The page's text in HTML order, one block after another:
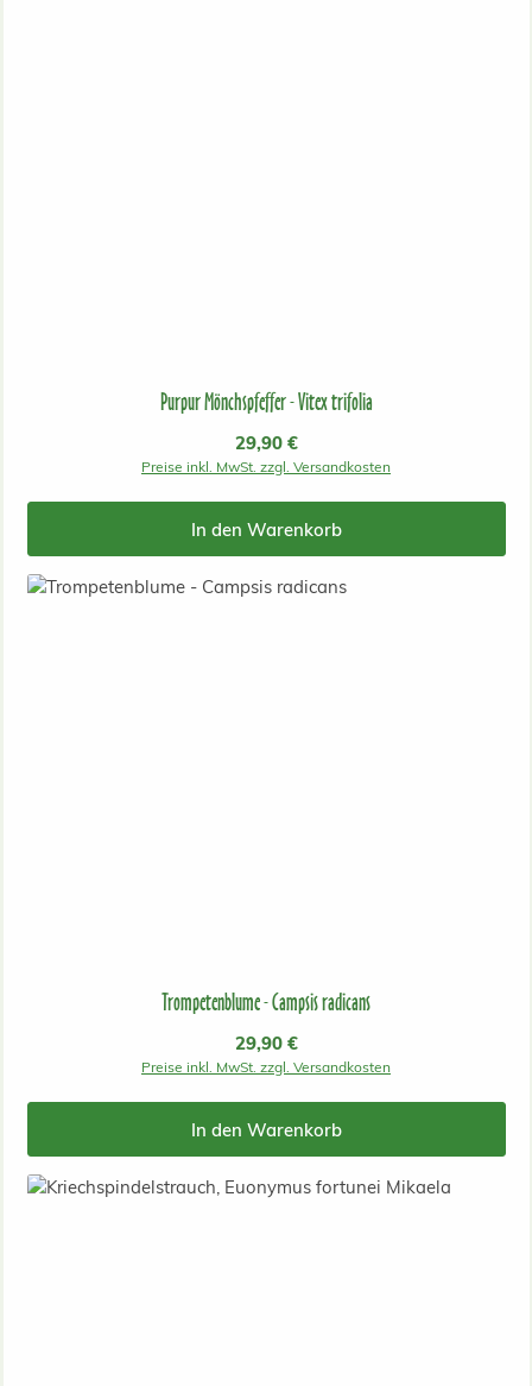
Purpur Mönchspfeffer - Vitex trifolia
Regulärer Preis:
29,90 €
Preise inkl. MwSt. zzgl. Versandkosten
In den Warenkorb
Trompetenblume - Campsis radicans
Regulärer Preis:
29,90 €
Preise inkl. MwSt. zzgl. Versandkosten
In den Warenkorb